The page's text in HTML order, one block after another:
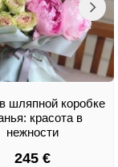
шляпной коробке
красота в
нежности
245 €